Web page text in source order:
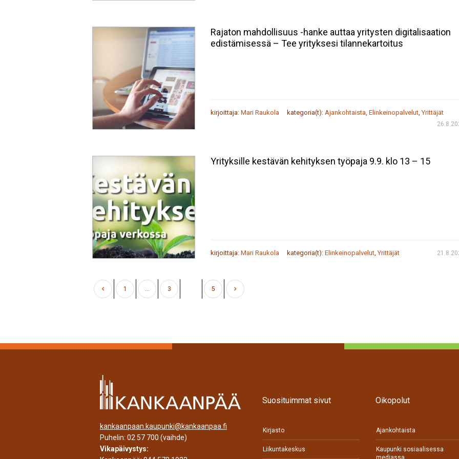
Rajaton mahdollisuus -hanke auttaa yritysten digitalisaation
edistämisessä – Tee yrityksesi tilannekartoitus
kirjoittaja: Mari Raukola kategoria(t): Ajankohtaista, Elinkeinopalvelut,Yrittäjät
Yrityksille kestävän kehityksen työpaja 9.9. klo 13 – 15
kirjoittaja: Mari Raukola kategoria(t): Elinkeinopalvelut,Yrittäjät
1 … 3 5
kankaanpaan.kaupunki@kankaanpaa.fi
Puhelin: 02 57 700 (vaihde)
Vikapäivystys:
Suosituimmat sivut
Kirjasto
Liikuntakeskus
Oikopolut
Ajankohtaista
Kaupunki sosiaalisessa
mediassa